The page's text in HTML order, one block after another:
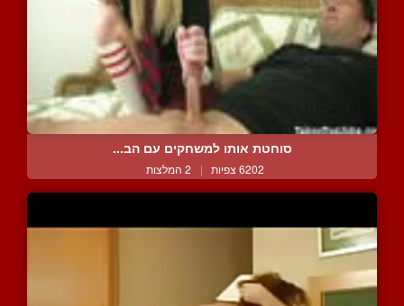
סוחטת אותו למשחקים עם הב...
6202 צפיות | 2 המלצות